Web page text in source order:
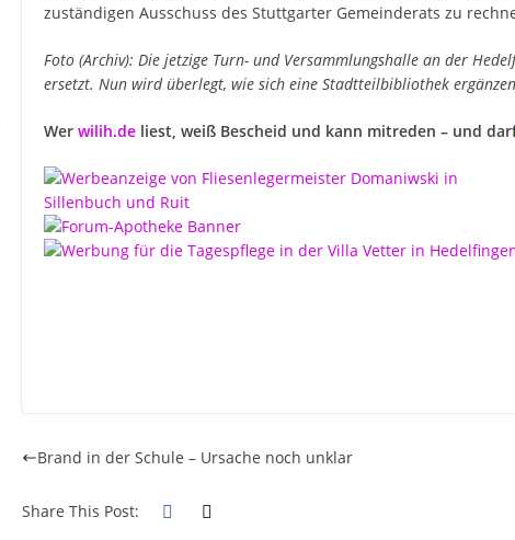
zuständigen Ausschuss des Stuttgarter Gemeinderats zu
Foto (Archiv): Die jetzige Turn- und Versammlungshalle an der
ersetzt. Nun wird überlegt, wie sich eine Stadtteilbibliothek
Werwilih.de liest, weiß Bescheid und kann mitreden – und
Brand in der Schule – Ursache noch unklar
Share This Post: